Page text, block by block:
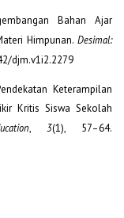
Bahan Ajar
Himpunan. Desimal:
djm.v1i2.2279
Keterampilan
Kritis Siswa Sekolah
,3(1), 57–64.